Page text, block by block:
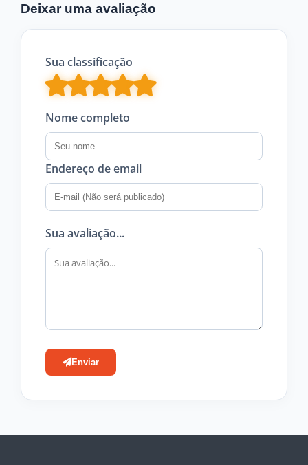
Deixar uma avaliação
Sua classificação
Nome completo
Endereço de email
Sua avaliação...
Enviar